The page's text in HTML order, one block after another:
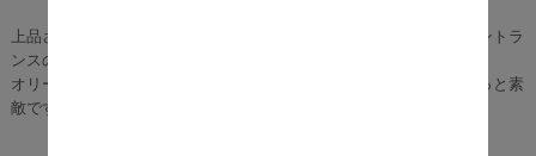
上品さがあるので、学校や公園、美術館、チャペル、マンションエントラ
ンスのような、堅さのある場所にもおすすめです。
オリーブやバラの大苗などを、こんなおしゃれな鉢に入れたら、きっと素
敵ですよね。